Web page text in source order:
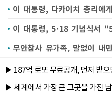
무안참사 유가족, 말없이 내